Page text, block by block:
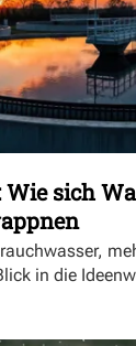
sich
in die